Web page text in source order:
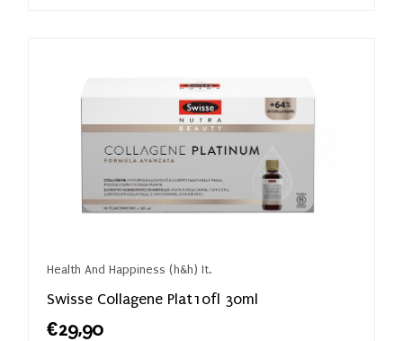
Health And Happiness (h&h) It.
Swisse Collagene Plat10fl 30ml
€29,90